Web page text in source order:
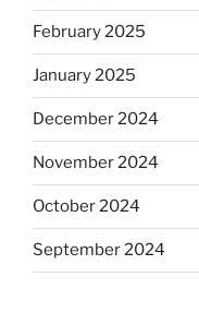
February 2025
January 2025
December 2024
November 2024
October 2024
September 2024